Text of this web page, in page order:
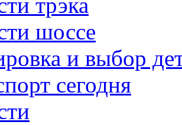
трэка
шоссе
и выбор
сегодня